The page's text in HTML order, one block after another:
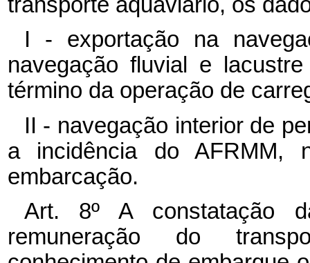
I - exportação na
navegação fluvial e
término da operação de
II - navegação interior de
a incidência do AFRMM,
embarcação.
Art. 8ºA constatação
remuneração do